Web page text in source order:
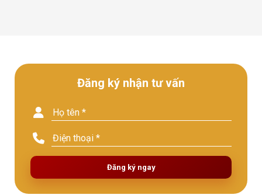
Đăng ký nhận tư vấn
Đăng ký ngay